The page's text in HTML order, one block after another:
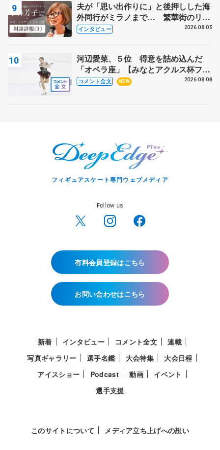
夫が「思い出作りに」と後押しした海
外同行がミラノまで… 繁華街のリン
クでは不良のお兄さんも味方に 小林
インタビュー 2026.08.05
河辺愛菜、５位 得意を詰め込んだ
「オペラ座」【みなとアクルス杯フリ
ー】
コメント全文 NEW 2026.08.08
フィギュアスケート専門ウェブメディア
Follow us
有料会員登録はこちら
お問い合わせはこちら
新着 インタビュー コメント全文
連載
写真ギャラリー
選手名鑑 大会特集
大会日程
アイスショー
Podcast 動画
イベント
選手支援
このサイトについて メディア立ち上げへの想い